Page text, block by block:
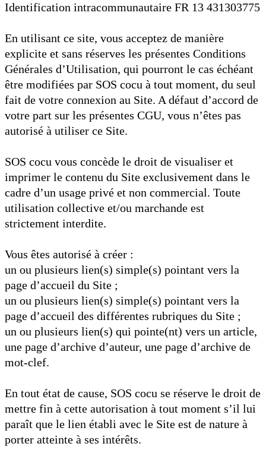
Identification intracommunautaire FR 13 431303775
En utilisant ce site, vous acceptez de manière
explicite et sans réserves les présentes Conditions
Générales d’Utilisation, qui pourront le cas échéant
être modifiées par SOS cocu à tout moment, du seul
fait de votre connexion au Site. A défaut d’accord de
votre part sur les présentes CGU, vous n’êtes pas
autorisé à utiliser ce Site.
SOS cocu vous concède le droit de visualiser et
imprimer le contenu du Site exclusivement dans le
cadre d’un usage privé et non commercial. Toute
utilisation collective et/ou marchande est
strictement interdite.
Vous êtes autorisé à créer :
un ou plusieurs lien(s) simple(s) pointant vers la
page d’accueil du Site ;
un ou plusieurs lien(s) simple(s) pointant vers la
page d’accueil des différentes rubriques du Site ;
un ou plusieurs lien(s) qui pointe(nt) vers un article,
une page d’archive d’auteur, une page d’archive de
mot-clef.
En tout état de cause, SOS cocu se réserve le droit de
mettre fin à cette autorisation à tout moment s’il lui
paraît que le lien établi avec le Site est de nature à
porter atteinte à ses intérêts.